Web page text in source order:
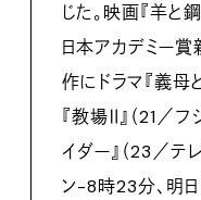
じた。映画『羊と
日本アカデミー
作にドラマ『義母
『教場Ⅱ』（21／
イダー』（23／テ
ン-8時23分、明日